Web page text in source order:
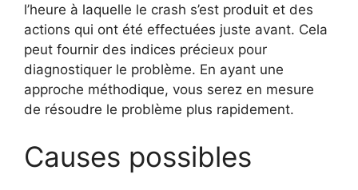
l’heure à laquelle le crash s’est produit et des
actions qui ont été effectuées juste avant. Cela
peut fournir des indices précieux pour
diagnostiquer le problème. En ayant une
approche méthodique, vous serez en mesure
de résoudre le problème plus rapidement.
Causes possibles